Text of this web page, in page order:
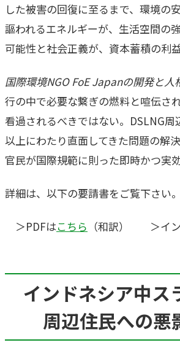
した被害の回復に至るまで、環境の
謳われるエネルギーが、生活空間の
可能性と社会正義が、資本蓄積の利
国際環境NGO FoE Japanの開発と
行の中で必要な繋ぎの燃料と喧伝さ
看過されるべきではない。DSLNG
以上にわたり直面してきた問題の解
官民が国際規範に則った即時かつ実
詳細は、以下の要請書をご覧下さい。
＞PDFはこちら （和訳） ＞イン
インドネシア中ス
周辺住民への悪